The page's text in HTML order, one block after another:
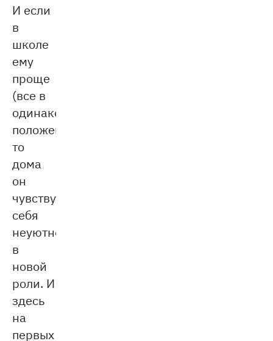
И если
в
школе
ему
проще
(все в
одинаковом
положении),
то
дома
он
чувствует
себя
неуютно
в
новой
роли. И
здесь
на
первых